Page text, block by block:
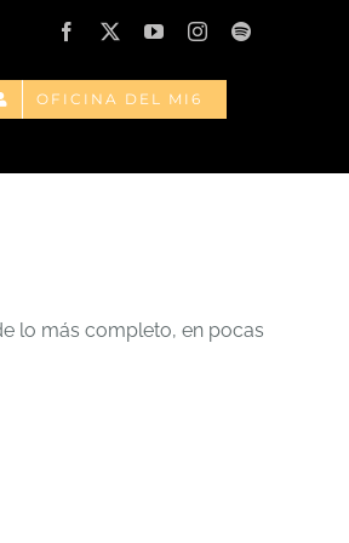
Facebook
X YouTubeInstagramSpotify
OFICINA DEL MI6
lo más completo, en pocas